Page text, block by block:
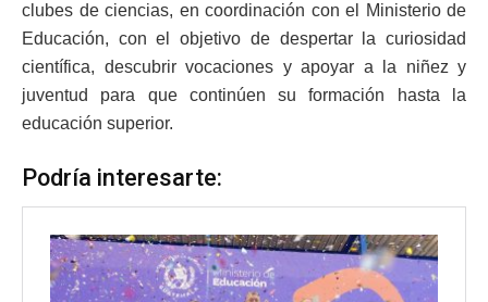
clubes de ciencias, en coordinación con el Ministerio de
Educación, con el objetivo de despertar la curiosidad
científica, descubrir vocaciones y apoyar a la niñez y
juventud para que continúen su formación hasta la
educación superior.
Podría interesarte: